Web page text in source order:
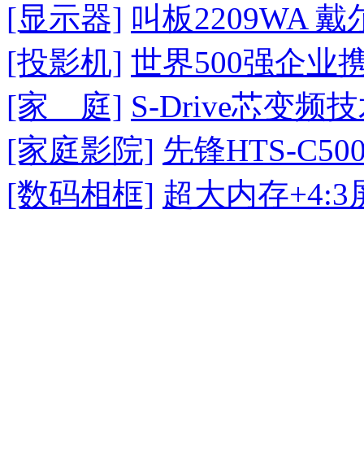
[显示器] 叫板2209WA 戴
[投影机] 世界500强企业
[家 庭] S-Drive芯变频
[家庭影院] 先锋HTS-
[数码相框] 超大内存+4:3